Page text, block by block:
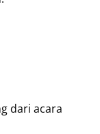
dari acara